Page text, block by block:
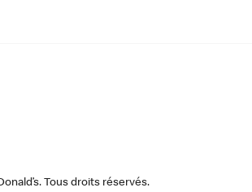
Tous droits réservés.